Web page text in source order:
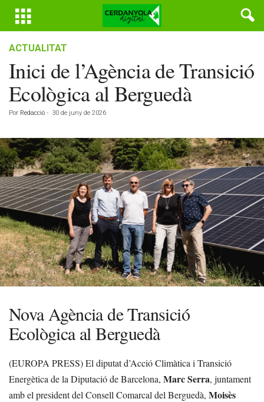
ACTUALITAT
Inici de l’Agència de Transició
Ecològica al Berguedà
Por Redacció - 30 de juny de 2026
Nova Agència de Transició
Ecològica al Berguedà
(EUROPA PRESS) El diputat d’Acció Climàtica i Transició
Energètica de la Diputació de Barcelona, Marc Serra, juntament
amb el president del Consell Comarcal del Berguedà, Moisès